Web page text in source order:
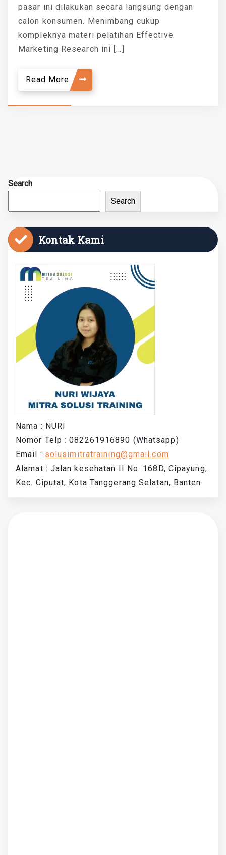
pasar ini dilakukan secara langsung dengan
calon konsumen. Menimbang cukup
kompleknya materi pelatihan Effective
Marketing Research ini […]
Read More
Search
Search
Kontak Kami
Nama : NURI
Nomor Telp : 082261916890 (Whatsapp)
Email : solusimitratraining@gmail.com
Alamat : Jalan kesehatan II No. 168D, Cipayung,
Kec. Ciputat, Kota Tanggerang Selatan, Banten